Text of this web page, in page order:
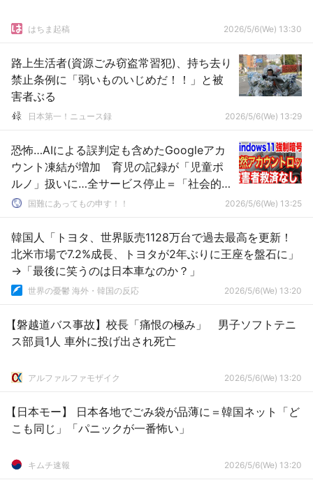
はちま起稿 2026/5/6(We) 13:30
路上生活者(資源ごみ窃盗常習犯)、持ち去り
禁止条例に「弱いものいじめだ！！」と被
害者ぶる
日本第一！ニュース録 2026/5/6(We) 13:29
恐怖…AIによる誤判定も含めたGoogleアカ
ウント凍結が増加 育児の記録が「児童ポ
ルノ」扱いに…全サービス停止＝「社会的な
死」のリスクを軽減する対策とは [5/6]
国難にあってもの申す！！ 2026/5/6(We) 13:25
韓国人「トヨタ、世界販売1128万台で過去最高を更新！
北米市場で7.2%成長、トヨタが2年ぶりに王座を盤石に」
→「最後に笑うのは日本車なのか？」
世界の憂鬱 海外・韓国の反応 2026/5/6(We) 13:20
【磐越道バス事故】校長「痛恨の極み」 男子ソフトテニ
ス部員1人 車外に投げ出され死亡
アルファルファモザイク 2026/5/6(We) 13:20
【日本モー】 日本各地でごみ袋が品薄に＝韓国ネット「ど
こも同じ」「パニックが一番怖い」
キムチ速報 2026/5/6(We) 13:20